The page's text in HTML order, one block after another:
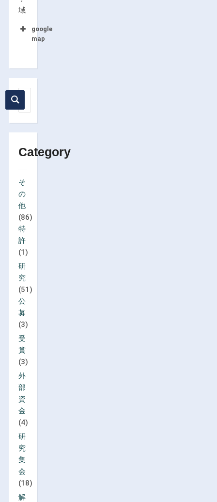
域
google
map
Category
そ
の
他
(86)
特
許
(1)
研
究
(51)
公
募
(3)
受
賞
(3)
外
部
資
金
(4)
研
究
集
会
(18)
解